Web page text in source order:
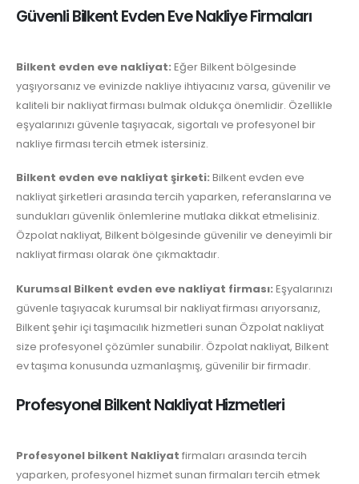
Güvenli Bilkent Evden Eve Nakliye Firmaları
Bilkent evden eve nakliyat: Eğer Bilkent bölgesinde
yaşıyorsanız ve evinizde nakliye ihtiyacınız varsa, güvenilir ve
kaliteli bir nakliyat firması bulmak oldukça önemlidir. Özellikle
eşyalarınızı güvenle taşıyacak, sigortalı ve profesyonel bir
nakliye firması tercih etmek istersiniz.
Bilkent evden eve nakliyat şirketi: Bilkent evden eve
nakliyat şirketleri arasında tercih yaparken, referanslarına ve
sundukları güvenlik önlemlerine mutlaka dikkat etmelisiniz.
Özpolat nakliyat, Bilkent bölgesinde güvenilir ve deneyimli bir
nakliyat firması olarak öne çıkmaktadır.
Kurumsal Bilkent evden eve nakliyat firması: Eşyalarınızı
güvenle taşıyacak kurumsal bir nakliyat firması arıyorsanız,
Bilkent şehir içi taşımacılık hizmetleri sunan Özpolat nakliyat
size profesyonel çözümler sunabilir. Özpolat nakliyat, Bilkent
ev taşıma konusunda uzmanlaşmış, güvenilir bir firmadır.
Profesyonel Bilkent Nakliyat Hizmetleri
Profesyonel bilkent Nakliyat firmaları arasında tercih
yaparken, profesyonel hizmet sunan firmaları tercih etmek